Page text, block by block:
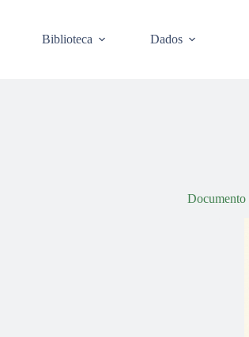
Biblioteca Dados
Documento